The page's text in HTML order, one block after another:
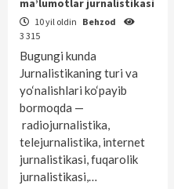
ma’lumotlar jurnalistikasi
10 yil oldin Behzod
3 315
Bugungi kunda
Jurnalistikaning turi va
yo‘nalishlari ko‘payib
bormoqda —
radiojurnalistika,
telejurnalistika, internet
jurnalistikasi, fuqarolik
jurnalistikasi,…